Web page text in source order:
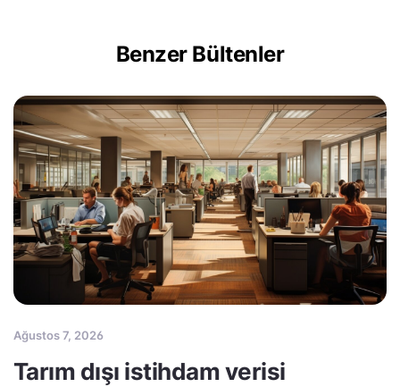
Benzer Bültenler
Ağustos 7, 2026
Tarım dışı istihdam verisi